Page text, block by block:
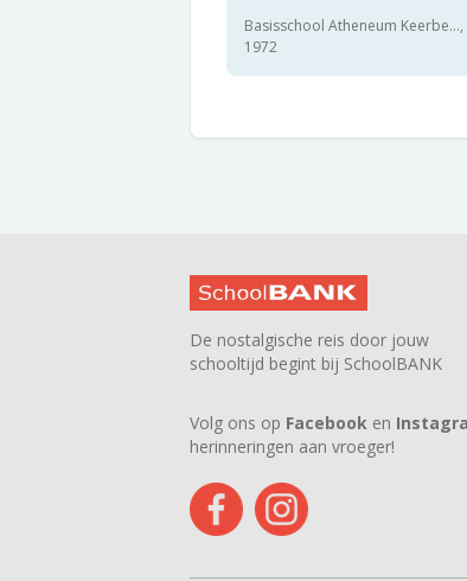
Basisschool Atheneum Keerbe...,
1972
De nostalgische reis door jouw
schooltijd begint bij SchoolBANK
Volg ons op Facebook en
herinneringen aan vroeger!